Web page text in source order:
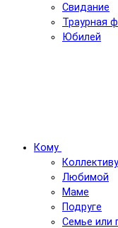
Свидание
Траурная
Юбилей
Кому
Коллективу
Любимой
Маме
Подруге
Семье или